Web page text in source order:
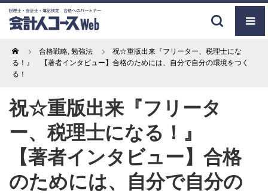
Home 合格戦略, 勉強法
祝☆重版出来『フリーター、税理士にな
る！』 【著者インタビュー】合格のためには、自分で自分の環境をつく
る！
祝☆重版出来『フリータ
ー、税理士になる！』
【著者インタビュー】合格
のためには、自分で自分の